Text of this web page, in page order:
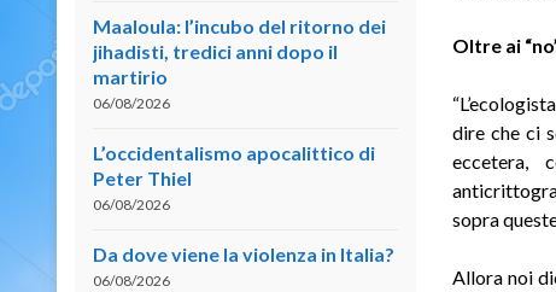
Oltre ai
dire che ci
sopra
Allora noi
Maaloula: l’incubo del ritorno dei
jihadisti, tredici anni dopo il
martirio
06/08/2026
L’occidentalismo apocalittico di
Peter Thiel
06/08/2026
Da dove viene la violenza in Italia?
06/08/2026